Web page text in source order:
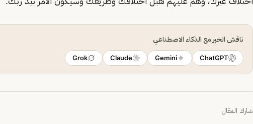
ناقش الخبر مع الذكاء الاصطناعي
ChatGPT
Gemini
Claude
Grok
شارك المقال